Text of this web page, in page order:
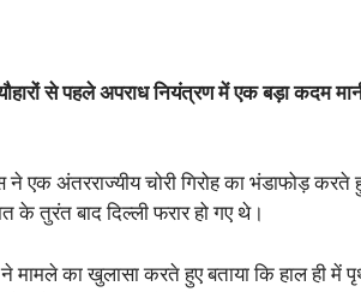
से पहले अपराध नियंत्रण में एक बड़ा कदम
एक अंतरराज्यीय चोरी गिरोह का भंडाफोड़ करते
तुरंत बाद दिल्ली फरार हो गए थे।
का खुलासा करते हुए बताया कि हाल ही में